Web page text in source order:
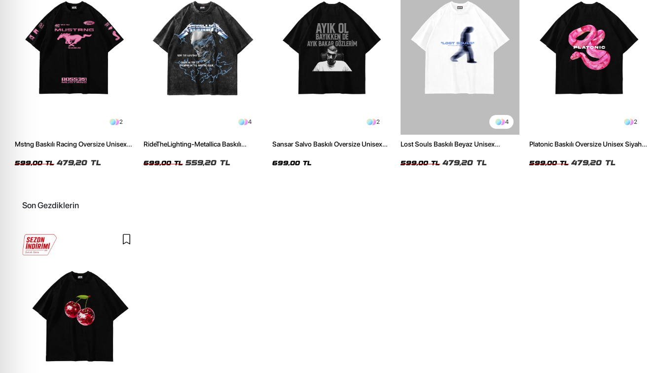
2
Mstng Baskılı Racing Oversize Unisex
599,00 TL 479,20 TL
4
RideTheLighting-Metallica Baskılı
699,00 TL 559,20 TL
2
Sansar Salvo Baskılı Oversize Unisex
699,00 TL
4
Lost Souls Baskılı Beyaz Unisex
599,00 TL 479,20 TL
2
Platonic Baskılı Oversize Unisex Siyah
599,00 TL 479,20 TL
Son Gezdiklerin